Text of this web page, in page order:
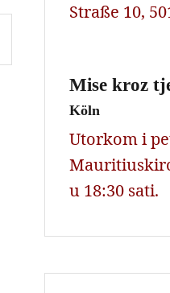
Straße 10,
Mise kroz
Köln
Utorkom i
u 18:30 sati.